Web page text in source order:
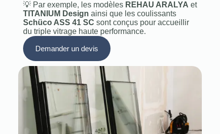
💡 Par exemple, les modèles REHAU ARALYA et
TITANIUM Design ainsi que les coulissants
Schüco ASS 41 SC sont conçus pour accueillir
du triple vitrage haute performance.
Demander un devis